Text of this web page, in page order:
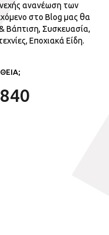
ανανέωση των
στο Blog μας θα
Βάπτιση, Συσκευασία,
Εποχιακά Είδη.